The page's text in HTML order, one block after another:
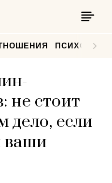
не стоит
дело, если
ваши